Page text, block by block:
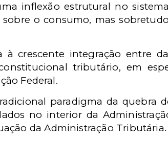
inflexão estrutural no
o consumo, mas
à crescente integração entre
tributário, em
Federal.
paradigma da quebra
no interior da
da Administração Tributária.